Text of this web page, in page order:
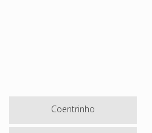
Coentrinho